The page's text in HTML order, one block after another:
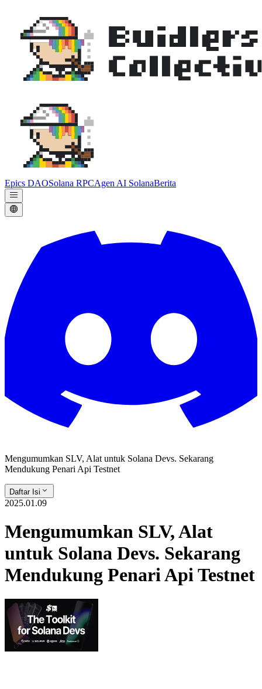
Epics DAOSolana RPCAgen AI SolanaBerita
Mengumumkan SLV, Alat untuk Solana Devs. Sekarang
Mendukung Penari Api Testnet
Daftar Isi
2025.01.09
Mengumumkan SLV, Alat
untuk Solana Devs. Sekarang
Mendukung Penari Api Testnet